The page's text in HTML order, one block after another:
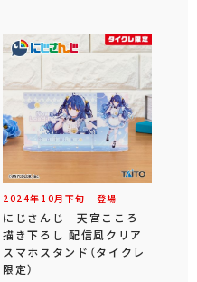
2024年 10月 下旬 登場
にじさんじ 天宮こころ
描き下ろし 配信風クリア
スマホスタンド（タイクレ
限定）